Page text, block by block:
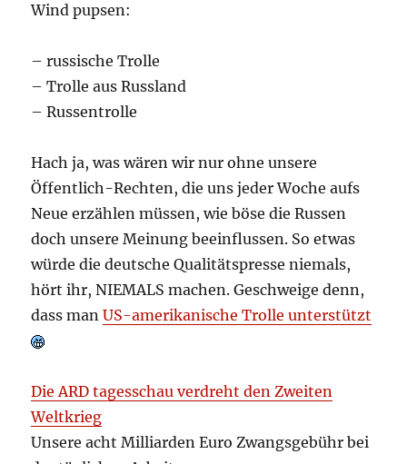
Wind pupsen:
– russische Trolle
– Trolle aus Russland
– Russentrolle
Hach ja, was wären wir nur ohne unsere
Öffentlich-Rechten, die uns jeder Woche aufs
Neue erzählen müssen, wie böse die Russen
doch unsere Meinung beeinflussen. So etwas
würde die deutsche Qualitätspresse niemals,
hört ihr, NIEMALS machen. Geschweige denn,
dass manUS-amerikanische Trolle unterstützt
Die ARD tagesschau verdreht den Zweiten
Weltkrieg
Unsere acht Milliarden Euro Zwangsgebühr bei